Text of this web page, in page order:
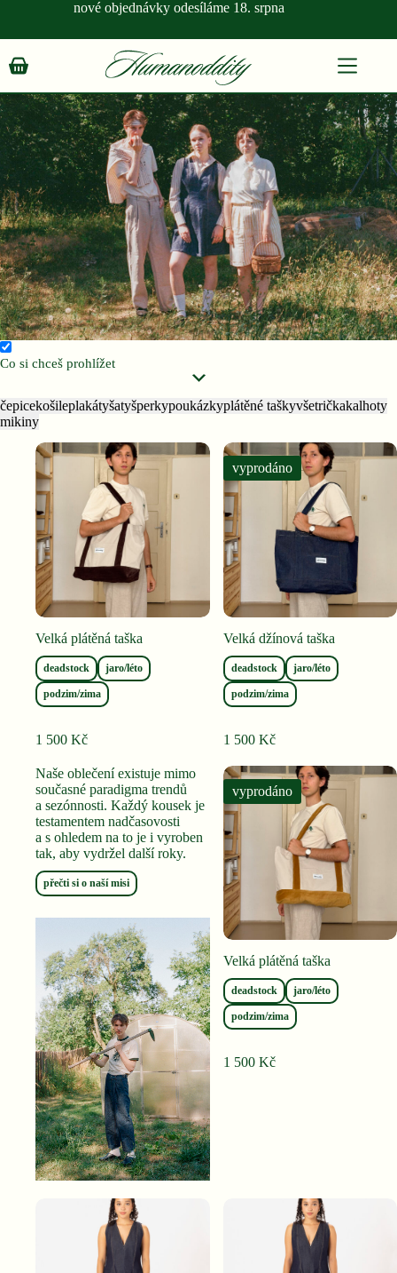
content
nové objednávky odesíláme 18. srpna
Shopping
cart
Co si chceš prohlížet
čepicekošileplakátyšatyšperkypoukázkyplátěné taškyvšetričkakalhoty
mikiny
Velká plátěná taška
deadstock jaro/léto
podzim/zima
1 500 Kč
vyprodáno
Velká džínová taška
deadstock jaro/léto
podzim/zima
1 500 Kč
Naše oblečení existuje mimo
současné paradigma trendů
a sezónnosti. Každý kousek je
testamentem nadčasovosti
a s ohledem na to je i vyroben
tak, aby vydržel další roky.
přečti si o naší misi
vyprodáno
Velká plátěná taška
deadstock jaro/léto
podzim/zima
1 500 Kč